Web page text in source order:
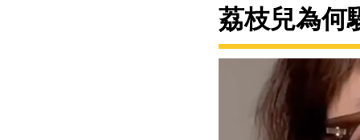
荔枝兒為何